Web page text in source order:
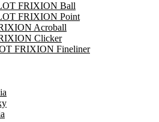
FRIXION Ball
FRIXION Point
Acroball
Clicker
FRIXION Fineliner